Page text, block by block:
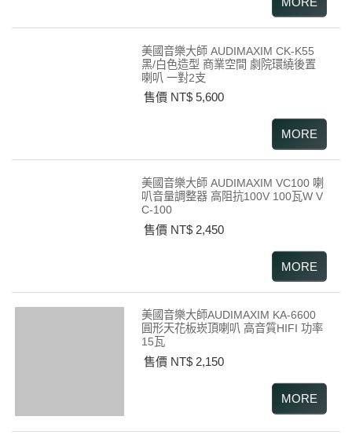
美國音樂大師 AUDIMAXIM CK-K55
黑/白色造型 商業空間 劇院環繞後置
喇叭 一對2支
售價 NT$ 5,600
美國音樂大師 AUDIMAXIM VC100 喇
叭音量調整器 高阻抗100V 100瓦W V
C-100
售價 NT$ 2,450
美國音樂大師AUDIMAXIM KA-6600
圓形天花板崁頂喇叭 高音質HIFI 功率
15瓦
售價 NT$ 2,150